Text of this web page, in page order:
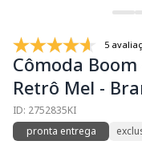
5
Cômoda
Retrô Mel -
ID: 2752835KI
pronta entrega